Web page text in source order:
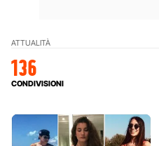
ATTUALITÀ
136
CONDIVISIONI